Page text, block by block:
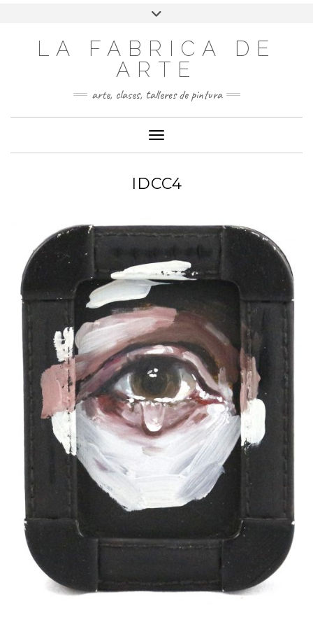
LA FABRICA DE
ARTE
arte, clases, talleres de pintura
Cambiar modo de navegación
IDCC4